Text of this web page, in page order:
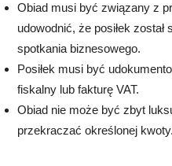
Obiad musi być związany z
udowodnić, że posiłek
spotkania biznesowego.
Posiłek musi być
fiskalny lub fakturę VAT.
Obiad nie może być zbyt
przekraczać określonej